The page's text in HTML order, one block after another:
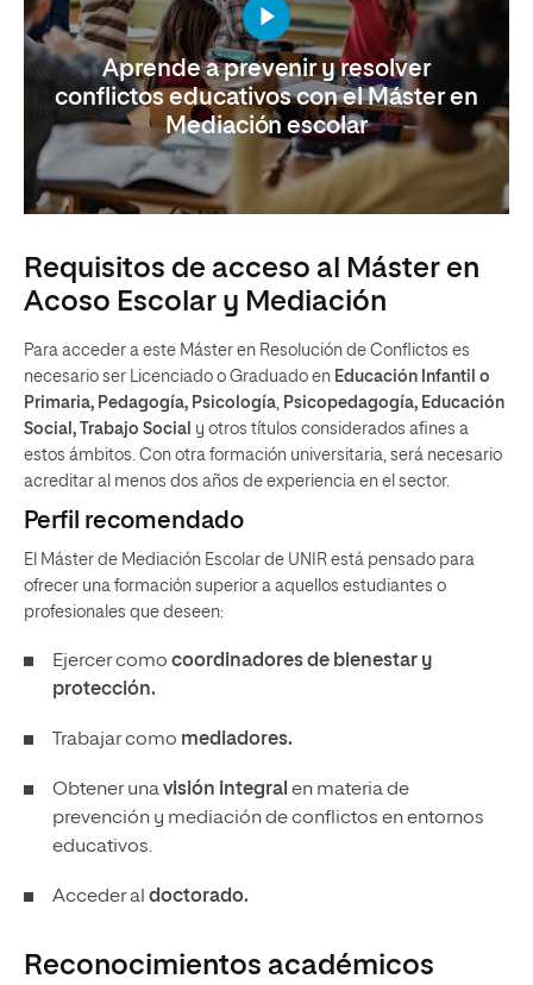
Aprende a prevenir y resolver
conflictos educativos con el Máster en
Mediación escolar
Requisitos de acceso al Máster en
Acoso Escolar y Mediación
Para acceder a este Máster en Resolución de Conflictos es
necesario ser Licenciado o Graduado en Educación Infantil o
Primaria, Pedagogía, Psicología, Psicopedagogía, Educación
Social, Trabajo Social y otros títulos considerados afines a
estos ámbitos. Con otra formación universitaria, será necesario
acreditar al menos dos años de experiencia en el sector.
Perfil recomendado
El Máster de Mediación Escolar de UNIR está pensado para
ofrecer una formación superior a aquellos estudiantes o
profesionales que deseen:
Ejercer como coordinadores de bienestar y
protección.
Trabajar como mediadores.
Obtener unavisión integral en materia de
prevención y mediación de conflictos en entornos
educativos.
Acceder al doctorado.
Reconocimientos académicos